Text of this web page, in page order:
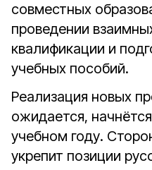
совместных
проведении
квалификации и
учебных пособий.
Реализация новых
ожидается,
учебном году.
укрепит позиции